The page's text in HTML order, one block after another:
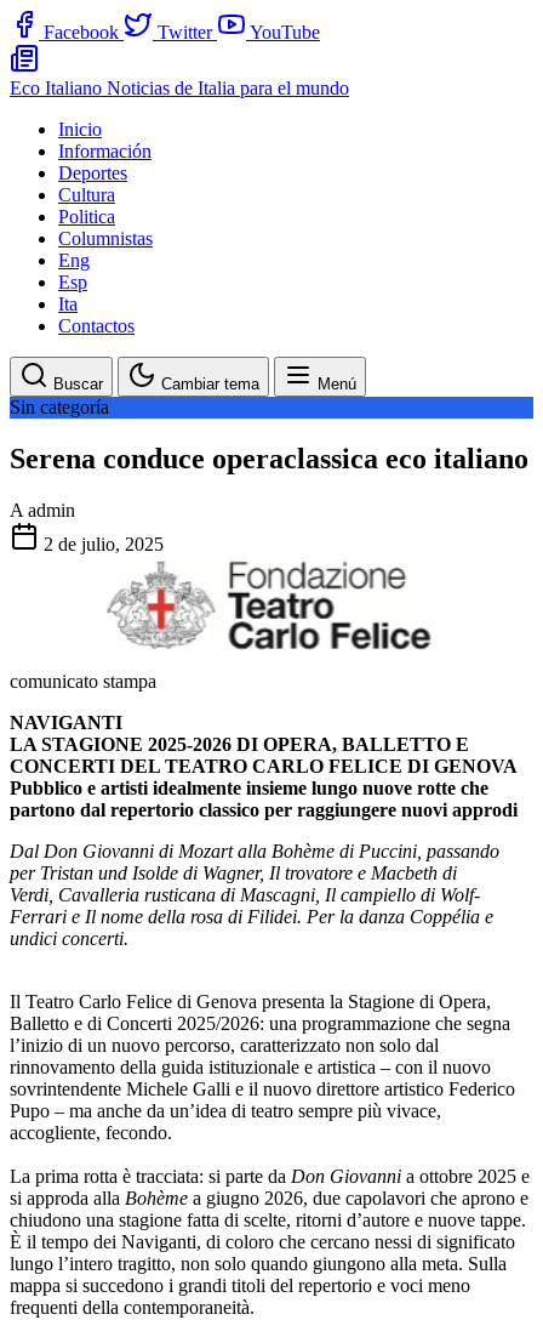
Facebook Twitter YouTube
Eco Italiano Noticias de Italia para el mundo
Inicio
Información
Deportes
Cultura
Politica
Columnistas
Eng
Esp
Ita
Contactos
Buscar Cambiar tema Menú
Sin categoría
Serena conduce operaclassica eco italiano
A admin
2 de julio, 2025
comunicato stampa
NAVIGANTI
LA STAGIONE 2025-2026 DI OPERA, BALLETTO E
CONCERTI DEL TEATRO CARLO FELICE DI GENOVA
Pubblico e artisti idealmente insieme lungo nuove rotte che
partono dal repertorio classico per raggiungere nuovi approdi
Dal Don Giovanni di Mozart alla Bohème di Puccini, passando
per Tristan und Isolde di Wagner, Il trovatore e Macbeth di
Verdi, Cavalleria rusticana di Mascagni, Il campiello di Wolf-
Ferrari e Il nome della rosa di Filidei. Per la danza Coppélia e
undici concerti.
Il Teatro Carlo Felice di Genova presenta la Stagione di Opera,
Balletto e di Concerti 2025/2026: una programmazione che segna
l’inizio di un nuovo percorso, caratterizzato non solo dal
rinnovamento della guida istituzionale e artistica – con il nuovo
sovrintendente Michele Galli e il nuovo direttore artistico Federico
Pupo – ma anche da un’idea di teatro sempre più vivace,
accogliente, fecondo.
La prima rotta è tracciata: si parte da Don Giovanni a ottobre 2025 e
si approda alla Bohème a giugno 2026, due capolavori che aprono e
chiudono una stagione fatta di scelte, ritorni d’autore e nuove tappe.
È il tempo dei Naviganti, di coloro che cercano nessi di significato
lungo l’intero tragitto, non solo quando giungono alla meta. Sulla
mappa si succedono i grandi titoli del repertorio e voci meno
frequenti della contemporaneità.